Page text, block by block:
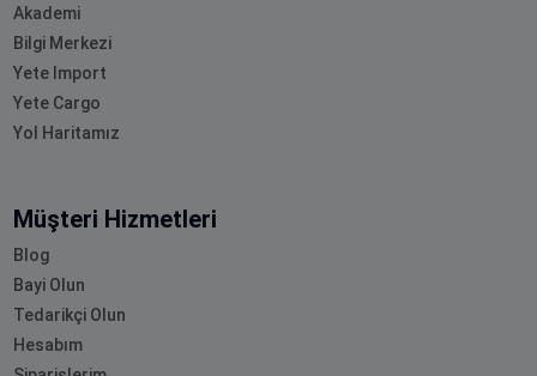
Akademi
Bilgi Merkezi
Yete Import
Yete Cargo
Yol Haritamız
Müşteri Hizmetleri
Blog
Bayi Olun
Tedarikçi Olun
Hesabım